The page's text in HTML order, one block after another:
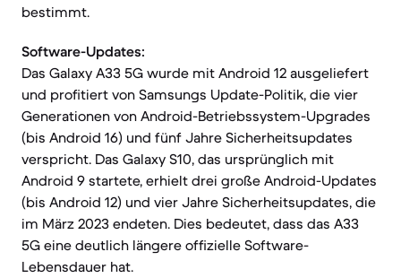
bestimmt.
Software-Updates:
Das Galaxy A33 5G wurde mit Android 12 ausgeliefert
und profitiert von Samsungs Update-Politik, die vier
Generationen von Android-Betriebssystem-Upgrades
(bis Android 16) und fünf Jahre Sicherheitsupdates
verspricht. Das Galaxy S10, das ursprünglich mit
Android 9 startete, erhielt drei große Android-Updates
(bis Android 12) und vier Jahre Sicherheitsupdates, die
im März 2023 endeten. Dies bedeutet, dass das A33
5G eine deutlich längere offizielle Software-
Lebensdauer hat.